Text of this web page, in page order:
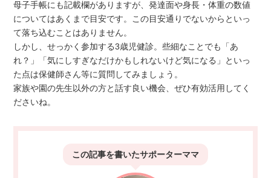
母子手帳にも記載欄がありますが、発達面や身長・体重の数値
についてはあくまで目安です。この目安通りでないからといっ
て落ち込むことはありません。
しかし、せっかく参加する3歳児健診。些細なことでも「あ
れ？」「気にしすぎなだけかもしれないけど気になる」といっ
た点は保健師さん等に質問してみましょう。
家族や園の先生以外の方と話す良い機会、ぜひ有効活用してく
ださいね。
この記事を書いたサポーターママ